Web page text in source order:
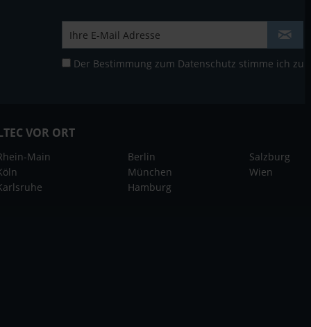
Der Bestimmung zum Datenschutz stimme ich zu
VOR ORT
Main
Berlin
München
Hamburg
Salzburg
Wien